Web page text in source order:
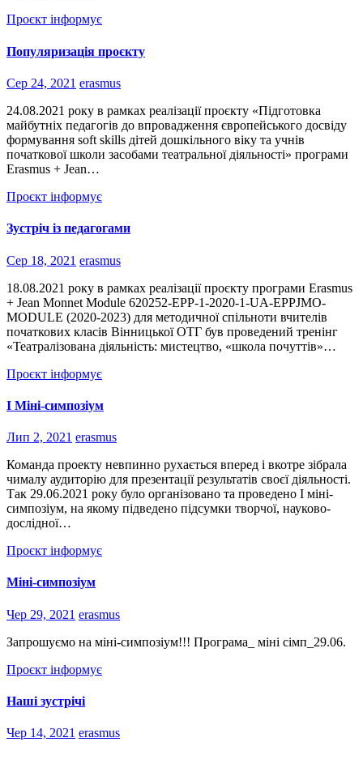
Проєкт інформує
Популяризація проєкту
Сер 24, 2021 erasmus
24.08.2021 року в рамках реалізації проєкту «Підготовка
майбутніх педагогів до впровадження європейського досвіду
формування soft skills дітей дошкільного віку та учнів
початкової школи засобами театральної діяльності» програми
Erasmus + Jean…
Проєкт інформує
Зустріч із педагогами
Сер 18, 2021 erasmus
18.08.2021 року в рамках реалізації проєкту програми Erasmus
+ Jean Monnet Module 620252-EPP-1-2020-1-UA-EPPJMO-
MODULE (2020-2023) для методичної спільноти вчителів
початкових класів Вінницької ОТГ був проведений тренінг
«Театралізована діяльність: мистецтво, «школа почуттів»…
Проєкт інформує
I Міні-симпозіум
Лип 2, 2021 erasmus
Команда проекту невпинно рухається вперед і вкотре зібрала
чималу аудиторію для презентації результатів своєї діяльності.
Так 29.06.2021 року було організовано та проведено І міні-
симпозіум, на якому підведено підсумки творчої, науково-
дослідної…
Проєкт інформує
Міні-симпозіум
Чер 29, 2021 erasmus
Запрошуємо на міні-симпозіум!!! Програма_ міні сімп_29.06.
Проєкт інформує
Наші зустрічі
Чер 14, 2021 erasmus